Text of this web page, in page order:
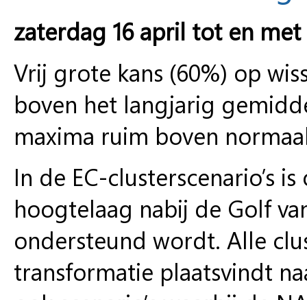
zaterdag 16 april tot en
Vrij grote kans (60%) op
boven het langjarig
maxima ruim boven
In de EC-clusterscenario’s
hoogtelaag nabij de Golf
ondersteund wordt. Alle
transformatie plaatsvindt